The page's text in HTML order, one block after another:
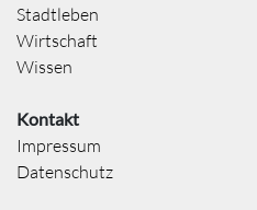
Stadtleben
Wirtschaft
Wissen
Kontakt
Impressum
Datenschutz